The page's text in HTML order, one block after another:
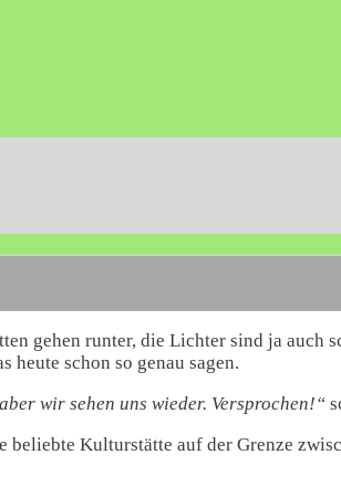
gehen runter, die Lichter sind ja auch
heute schon so genau sagen.
wir sehen uns wieder. Versprochen!“
beliebte Kulturstätte auf der Grenze